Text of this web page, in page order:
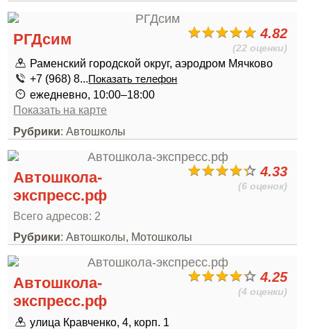
4.82
(22 оценки)
РГДсим
Раменский городской округ, аэродром Мячково
+7 (968) 8...Показать телефон
ежедневно, 10:00–18:00
Показать на карте
Рубрики: Автошколы
4.33
(6 оценок)
Автошкола-
экспресс.рф
Всего адресов: 2
Рубрики: Автошколы, Мотошколы
4.25
(4 оценки)
Автошкола-
экспресс.рф
улица Кравченко, 4, корп. 1